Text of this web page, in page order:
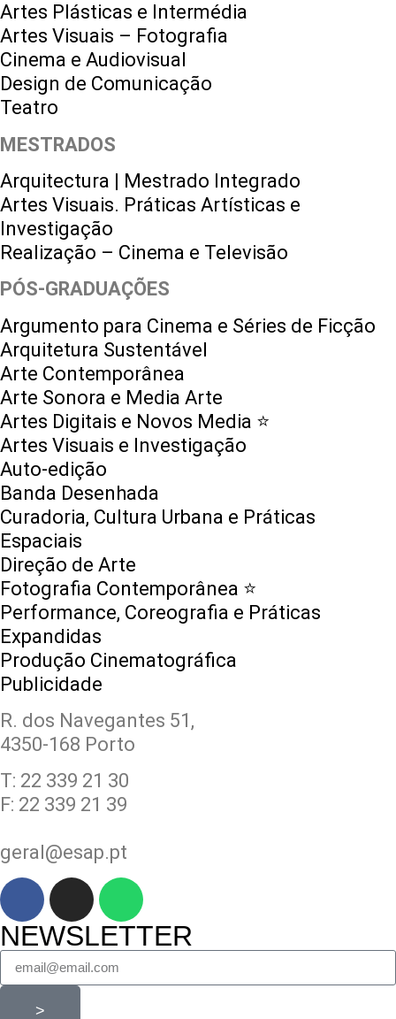
Artes Plásticas e Intermédia
Artes Visuais – Fotografia
Cinema e Audiovisual
Design de Comunicação
Teatro
MESTRADOS
Arquitectura | Mestrado Integrado
Artes Visuais. Práticas Artísticas e
Investigação
Realização – Cinema e Televisão
PÓS-GRADUAÇÕES
Argumento para Cinema e Séries de Ficção
Arquitetura Sustentável
Arte Contemporânea
Arte Sonora e Media Arte
Artes Digitais e Novos Media ⭐️
Artes Visuais e Investigação
Auto-edição
Banda Desenhada
Curadoria, Cultura Urbana e Práticas
Espaciais
Direção de Arte
Fotografia Contemporânea ⭐️
Performance, Coreografia e Práticas
Expandidas
Produção Cinematográfica
Publicidade
R. dos Navegantes 51,
4350-168 Porto
T: 22 339 21 30
F: 22 339 21 39
geral@esap.pt
NEWSLETTER
>